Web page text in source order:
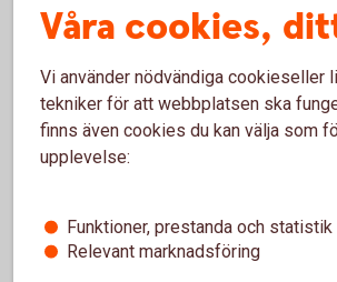
Vanliga frågor om att
Nissan
När slutar den tidigare ägarens
Våra cookies,
Vi använder nödvändiga cookieseller
tekniker för att webbplatsen ska
finns även cookies du kan välja som
upplevelse:
Funktioner, prestanda och statistik
Relevant marknadsföring